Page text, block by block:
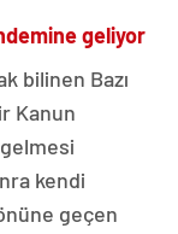
geliyor
bilinen Bazı
Kanun
kendi
geçen